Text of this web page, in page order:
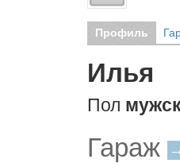
Профиль
Илья
Пол
Гараж